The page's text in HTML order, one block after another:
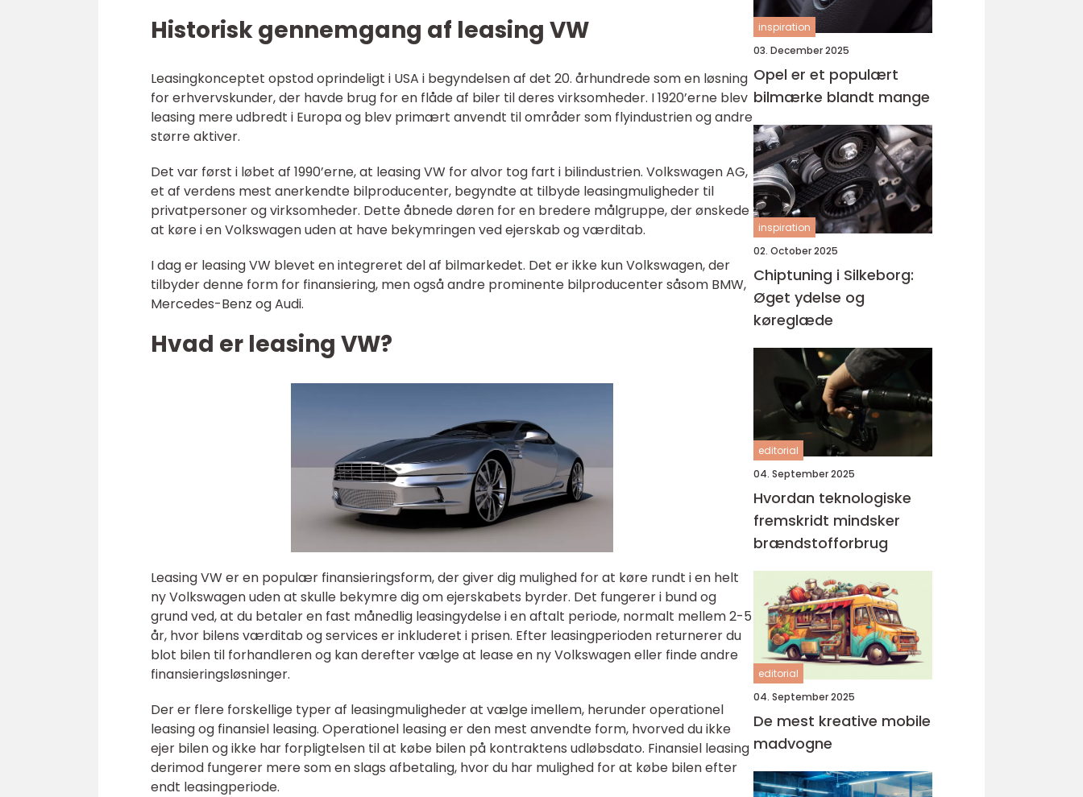
Historisk gennemgang af leasing VW
Leasingkonceptet opstod oprindeligt i USA i begyndelsen af det 20. århundrede som en løsning
for erhvervskunder, der havde brug for en flåde af biler til deres virksomheder. I 1920’erne blev
leasing mere udbredt i Europa og blev primært anvendt til områder som flyindustrien og andre
større aktiver.
Det var først i løbet af 1990’erne, at leasing VW for alvor tog fart i bilindustrien. Volkswagen AG,
et af verdens mest anerkendte bilproducenter, begyndte at tilbyde leasingmuligheder til
privatpersoner og virksomheder. Dette åbnede døren for en bredere målgruppe, der ønskede
at køre i en Volkswagen uden at have bekymringen ved ejerskab og værditab.
I dag er leasing VW blevet en integreret del af bilmarkedet. Det er ikke kun Volkswagen, der
tilbyder denne form for finansiering, men også andre prominente bilproducenter såsom BMW,
Mercedes-Benz og Audi.
Hvad er leasing VW?
Leasing VW er en populær finansieringsform, der giver dig mulighed for at køre rundt i en helt
ny Volkswagen uden at skulle bekymre dig om ejerskabets byrder. Det fungerer i bund og
grund ved, at du betaler en fast månedlig leasingydelse i en aftalt periode, normalt mellem 2-5
år, hvor bilens værditab og services er inkluderet i prisen. Efter leasingperioden returnerer du
blot bilen til forhandleren og kan derefter vælge at lease en ny Volkswagen eller finde andre
finansieringsløsninger.
Der er flere forskellige typer af leasingmuligheder at vælge imellem, herunder operationel
leasing og finansiel leasing. Operationel leasing er den mest anvendte form, hvorved du ikke
ejer bilen og ikke har forpligtelsen til at købe bilen på kontraktens udløbsdato. Finansiel leasing
derimod fungerer mere som en slags afbetaling, hvor du har mulighed for at købe bilen efter
endt leasingperiode.
inspiration
03. December 2025
Opel er et populært
bilmærke blandt mange
inspiration
02. October 2025
Chiptuning i Silkeborg:
Øget ydelse og
køreglæde
editorial
04. September 2025
Hvordan teknologiske
fremskridt mindsker
brændstofforbrug
editorial
04. September 2025
De mest kreative mobile
madvogne